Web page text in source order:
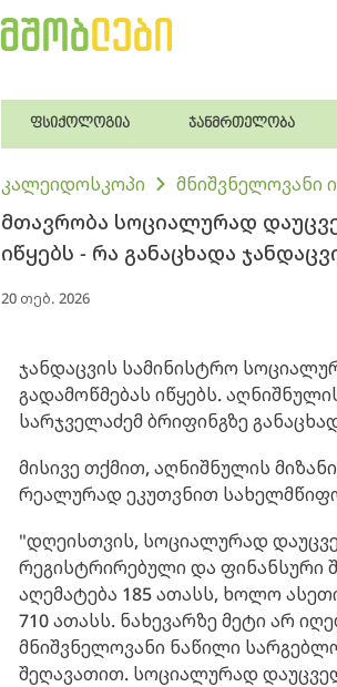
ფსიქოლოგია ჯანმრთელობა
კალეიდოსკოპი მნიშვნელოვანი
მთავრობა სოციალურად
იწყებს - რა განაცხადა
20 თებ. 2026
ჯანდაცვის სამინისტრო
გადამოწმებას იწყებს.
სარჯველაძემ ბრიფინგზე
მისივე თქმით, აღნიშნულის
რეალურად ეკუთვნით
"დღეისთვის, სოციალურად
რეგისტრირებული და ფინანსური
აღემატება 185 ათასს, ხოლო
710 ათასს. ნახევარზე მეტი არ
მნიშვნელოვანი ნაწილი
შეღავათით. სოციალურად